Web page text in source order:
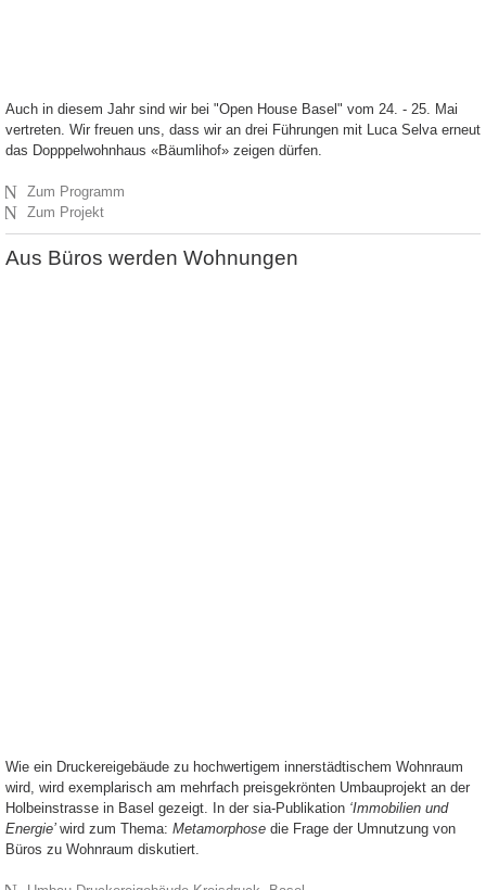
Auch in diesem Jahr sind wir bei "Open House Basel" vom 24. - 25. Mai
vertreten. Wir freuen uns, dass wir an drei Führungen mit Luca Selva erneut
das Dopppelwohnhaus «Bäumlihof» zeigen dürfen.
N Zum Programm
N Zum Projekt
Aus Büros werden Wohnungen
Wie ein Druckereigebäude zu hochwertigem innerstädtischem Wohnraum
wird, wird exemplarisch am mehrfach preisgekrönten Umbauprojekt an der
Holbeinstrasse in Basel gezeigt. In der sia-Publikation ‘Immobilien und
Energie’ wird zum Thema: Metamorphose die Frage der Umnutzung von
Büros zu Wohnraum diskutiert.